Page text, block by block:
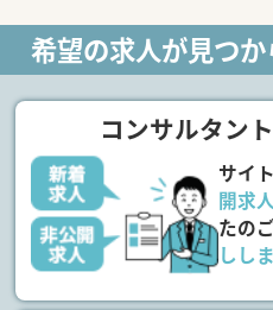
希望の求人が見つ
コンサルタン
サイ
開求人
たの
しし